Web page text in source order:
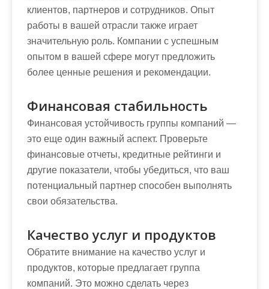
клиентов, партнеров и сотрудников. Опыт
работы в вашей отрасли также играет
значительную роль. Компании с успешным
опытом в вашей сфере могут предложить
более ценные решения и рекомендации.
Финансовая стабильность
Финансовая устойчивость группы компаний —
это еще один важный аспект. Проверьте
финансовые отчеты, кредитные рейтинги и
другие показатели, чтобы убедиться, что ваш
потенциальный партнер способен выполнять
свои обязательства.
Качество услуг и продуктов
Обратите внимание на качество услуг и
продуктов, которые предлагает группа
компаний. Это можно сделать через